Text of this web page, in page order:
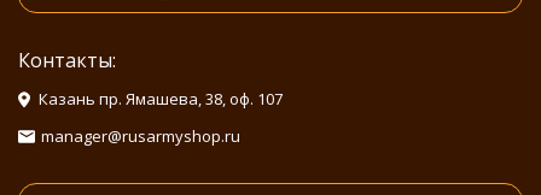
Контакты:
Казань пр. Ямашева, 38, оф. 107
manager@rusarmyshop.ru